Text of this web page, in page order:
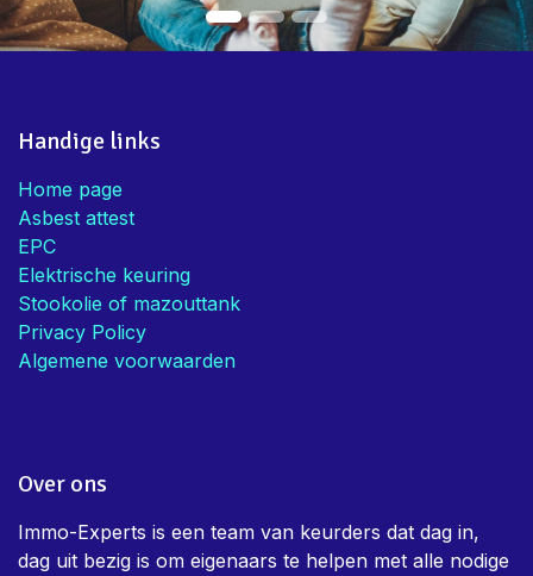
Handige links
Home page
Asbest attest
EPC
Elektrische keuring
Stookolie of mazouttank
Privacy Policy
Algemene voorwaarden
Over ons
Immo-Experts is een team van keurders dat dag in,
dag uit bezig is om eigenaars te helpen met alle nodige